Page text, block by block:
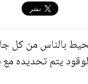
بالناس من كل
يتم تحديده